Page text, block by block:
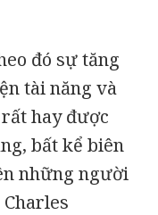
đó sự tăng
tài năng và
hay được
bất kể biên
những người